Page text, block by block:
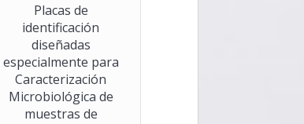
Placas de
identificación
diseñadas
especialmente para
Caracterización
Microbiológica de
muestras de